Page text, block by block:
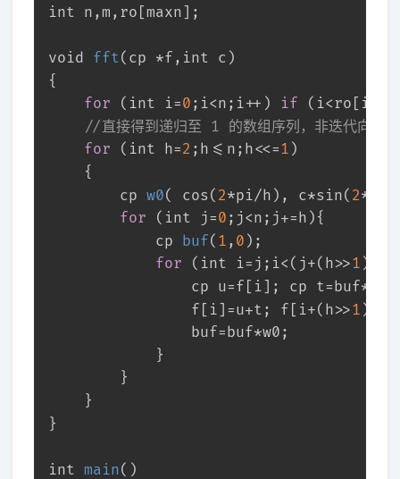
int n,m,ro[maxn];
void fft(cp *f, int c)
{
for ( int i=0 ;i<n;i++) if (i<ro[i])
//直接得到递归至 1 的数组序列，非迭代向上
for ( int h=2 ;h<=n;h<<=1 )
	{
cp w0( cos( 2*pi/h), c*sin( 2*pi/
for ( int j=0 ;j<n;j+=h){
cp buf( 1 , 0 ) ;
for ( int i=j;i<(j+(h>>1
cp u=f[i]; cp
				f[i]=u+t; f[i+(h>>
1
				buf=buf*w0;
			}
		}
	}
}
int main()